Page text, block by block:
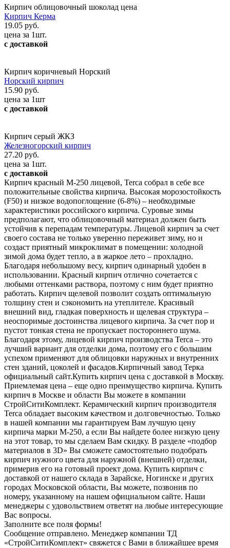
Кирпич облицовочный шоколад цена
Кирпич Керма
19.05 руб.
цена за 1шт.
с доставкой
Кирпич коричневый Норский
Норский кирпич
15.90 руб.
цена за 1шт
с доставкой
Кирпич серый ЖКЗ
Железногорский кирпич
27.20 руб.
цена за 1шт.
с доставкой
Кирпич красный М-250 лицевой, Terca собрал в себе все
положительные свойства кирпича. Высокая морозостойкость
(F50) и низкое водопоглощение (6-8%) – необходимые
характеристики российского кирпича. Суровые зимы
предполагают, что облицовочный материал должен быть
устойчив к перепадам температуры. Лицевой кирпич за счет
своего состава не только уверенно переживет зиму, но и
создаст приятный микроклимат в помещении: холодной
зимой дома будет тепло, а в жаркое лето – прохладно.
Благодаря небольшому весу, кирпич одинарный удобен в
использовании. Красный кирпич отлично сочетается с
любыми оттенками раствора, поэтому с ним будет приятно
работать. Кирпич щелевой позволит создать оптимальную
толщину стен и сэкономить на утеплителе. Красивый
внешний вид, гладкая поверхность и щелевая структура –
неоспоримые достоинства лицевого кирпича. За счет пор и
пустот тонкая стена не пропускает постороннего шума.
Благодаря этому, лицевой кирпич производства Terca – это
лучший вариант для отделки дома, поэтому его с большим
успехом применяют для облицовки наружных и внутренних
стен зданий, цоколей и фасадов.Кирпичный завод Терка
официальный сайт.Купить кирпич цена с доставкой в Москву.
Приемлемая цена – еще одно преимущество кирпича. Купить
кирпич в Москве и области Вы можете в компании
СтройСитиКомплект. Керамический кирпич производителя
Terca обладает высоким качеством и долговечностью. Только
в нашей компании мы гарантируем Вам лучшую цену
кирпича марки М-250, а если Вы найдете более низкую цену
на этот товар, то мы сделаем Вам скидку. В разделе «подбор
материалов в 3D» Вы сможете самостоятельно подобрать
кирпич нужного цвета для наружной (внешней) отделки,
примерив его на готовый проект дома. Купить кирпич с
доставкой от нашего склада в Зарайске, Ногинске и других
городах Московской области, Вы можете, позвонив по
номеру, указанному на нашем официальном сайте. Наши
менеджеры с удовольствием ответят на любые интересующие
Вас вопросы.
Заполните все поля формы!
Сообщение отправлено. Менеджер компании ТД
«СтройСитиКомплект» свяжется с Вами в ближайшее время